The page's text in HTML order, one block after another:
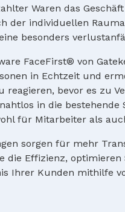
Waren das
der individuellen
besonders
FaceFirst® von
in Echtzeit und
reagieren, bevor es zu
in die
für Mitarbeiter als
sorgen für mehr
die Effizienz,
Ihrer Kunden mithilfe